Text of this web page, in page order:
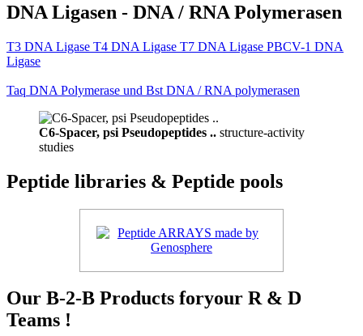
DNA Ligasen - DNA / RNA Polymerasen
T3 DNA Ligase T4 DNA Ligase T7 DNA Ligase PBCV-1 DNA
Ligase
Taq DNA Polymerase und Bst DNA / RNA polymerasen
C6-Spacer, psi Pseudopeptides .. structure-activity
studies
Peptide libraries & Peptide pools
Our B-2-B Products foryour R & D
Teams !